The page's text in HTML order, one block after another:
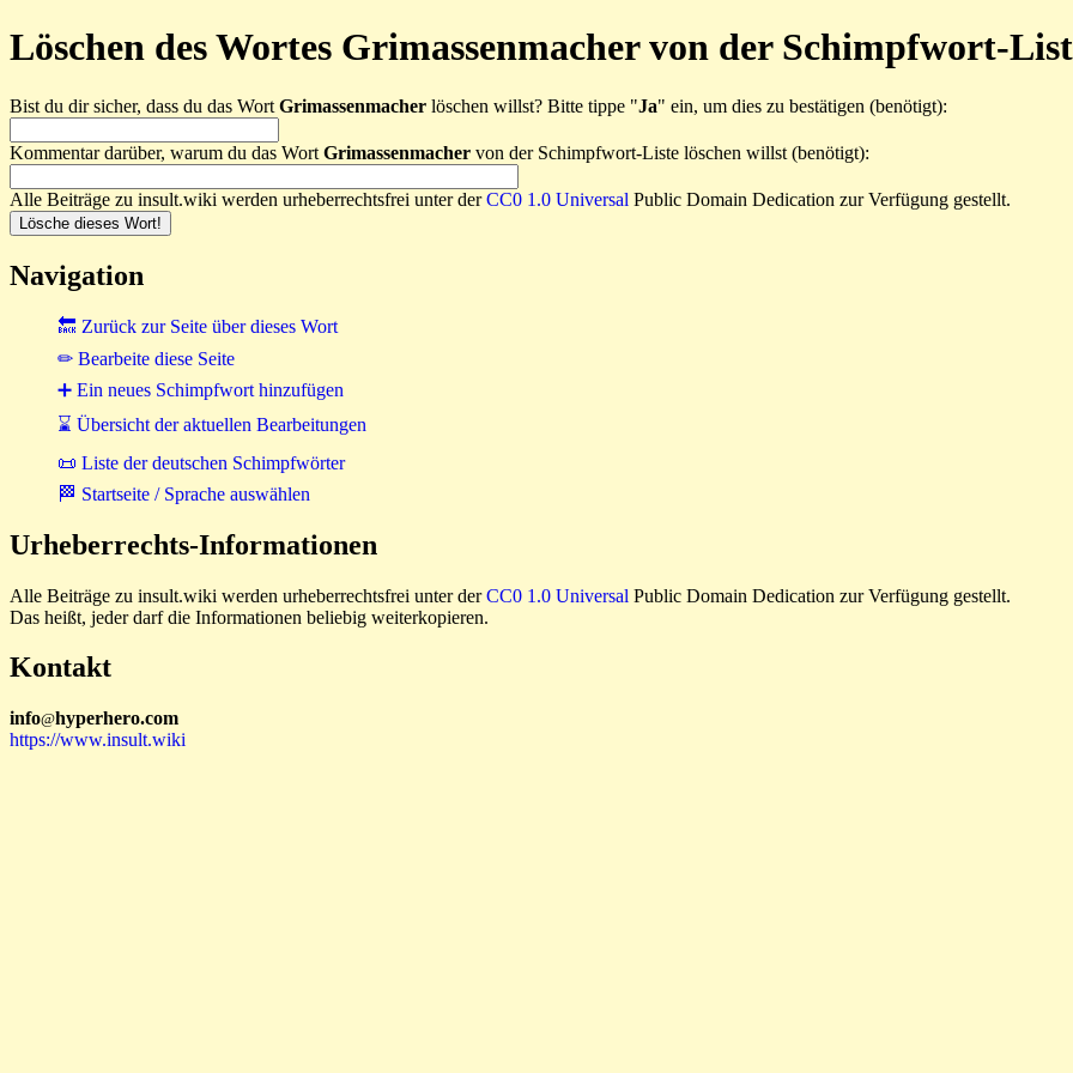
Löschen des Wortes Grimassenmacher von der Schimpfwort-
Bist du dir sicher, dass du das Wort Grimassenmacher löschen willst? Bitte tippe "Ja" ein, um dies zu bestätigen (benötigt):
Kommentar darüber, warum du das Wort Grimassenmacher von der Schimpfwort-Liste löschen willst (benötigt):
Alle Beiträge zu insult.wiki werden urheberrechtsfrei unter derCC0 1.0 Universal Public Domain Dedication zur Verfügung gestellt.
Navigation
🔙 Zurück zur Seite über dieses Wort
✏ Bearbeite diese Seite
➕ Ein neues Schimpfwort hinzufügen
⌛ Übersicht der aktuellen Bearbeitungen
📜 Liste der deutschen Schimpfwörter
🏁 Startseite / Sprache auswählen
Urheberrechts-Informationen
Alle Beiträge zu insult.wiki werden urheberrechtsfrei unter derCC0 1.0 Universal Public Domain Dedication zur Verfügung gestellt.
Das heißt, jeder darf die Informationen beliebig weiterkopieren.
Kontakt
info@hyperhero.com
https://www.insult.wiki